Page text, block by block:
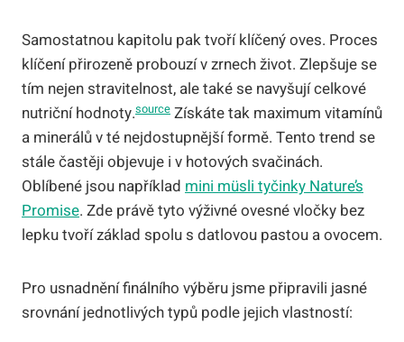
Samostatnou kapitolu pak tvoří klíčený oves. Proces
klíčení přirozeně probouzí v zrnech život. Zlepšuje se
tím nejen stravitelnost, ale také se navyšují celkové
nutriční hodnoty.source Získáte tak maximum vitamínů
a minerálů v té nejdostupnější formě. Tento trend se
stále častěji objevuje i v hotových svačinách.
Oblíbené jsou například mini müsli tyčinky Nature’s
Promise. Zde právě tyto výživné ovesné vločky bez
lepku tvoří základ spolu s datlovou pastou a ovocem.
Pro usnadnění finálního výběru jsme připravili jasné
srovnání jednotlivých typů podle jejich vlastností: